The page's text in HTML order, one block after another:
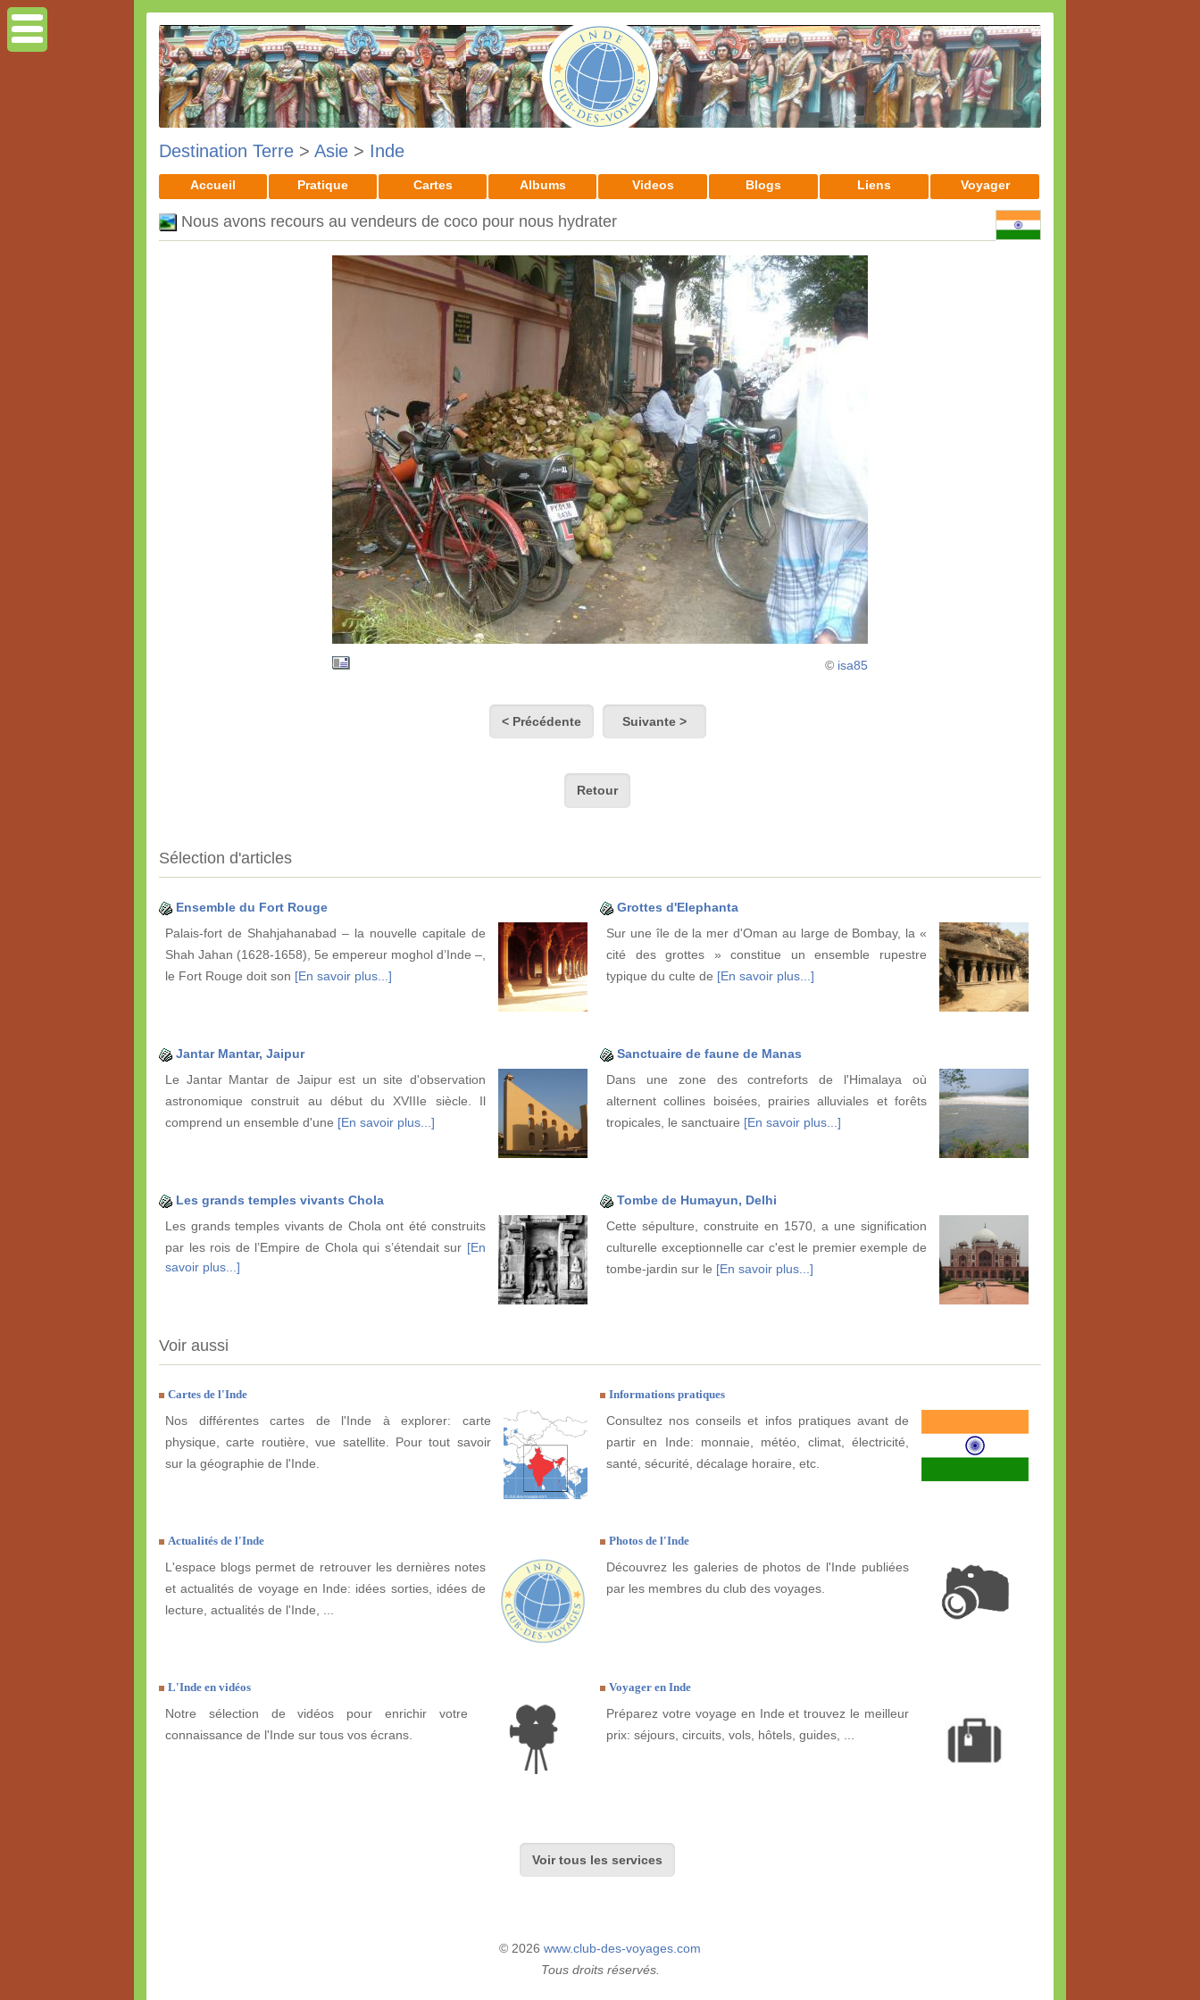
Destination Terre > Asie > Inde
Accueil Pratique Cartes Albums Videos Blogs Liens Voyager
Nous avons recours au vendeurs de coco pour nous hydrater
© isa85
< Précédente Suivante >
Retour
Sélection d'articles
Ensemble du Fort Rouge
Palais-fort de Shahjahanabad – la nouvelle capitale de
Shah Jahan (1628-1658), 5e empereur moghol d’Inde –,
le Fort Rouge doit son [En savoir plus...]
Grottes d'Elephanta
Sur une île de la mer d'Oman au large de Bombay, la «
cité des grottes » constitue un ensemble rupestre
typique du culte de [En savoir plus...]
Jantar Mantar, Jaipur
Le Jantar Mantar de Jaipur est un site d'observation
astronomique construit au début du XVIIIe siècle. Il
comprend un ensemble d'une [En savoir plus...]
Sanctuaire de faune de Manas
Dans une zone des contreforts de l'Himalaya où
alternent collines boisées, prairies alluviales et forêts
tropicales, le sanctuaire [En savoir plus...]
Les grands temples vivants Chola
Les grands temples vivants de Chola ont été construits
par les rois de l’Empire de Chola qui s’étendait sur [En
savoir plus...]
Tombe de Humayun, Delhi
Cette sépulture, construite en 1570, a une signification
culturelle exceptionnelle car c'est le premier exemple de
tombe-jardin sur le [En savoir plus...]
Voir aussi
Cartes de l'Inde
Nos différentes cartes de l'Inde à explorer: carte
physique, carte routière, vue satellite. Pour tout savoir
sur la géographie de l'Inde.
Informations pratiques
Consultez nos conseils et infos pratiques avant de
partir en Inde: monnaie, météo, climat, électricité,
santé, sécurité, décalage horaire, etc.
Actualités de l'Inde
L'espace blogs permet de retrouver les dernières notes
et actualités de voyage en Inde: idées sorties, idées de
lecture, actualités de l'Inde, ...
Photos de l'Inde
Découvrez les galeries de photos de l'Inde publiées
par les membres du club des voyages.
L'Inde en vidéos
Notre sélection de vidéos pour enrichir votre
connaissance de l'Inde sur tous vos écrans.
Voyager en Inde
Préparez votre voyage en Inde et trouvez le meilleur
prix: séjours, circuits, vols, hôtels, guides, ...
Voir tous les services
© 2026 www.club-des-voyages.com
Tous droits réservés.